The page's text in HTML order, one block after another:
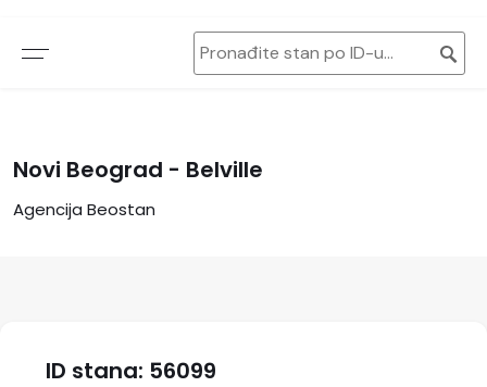
Novi Beograd - Belville
Agencija Beostan
ID stana: 56099